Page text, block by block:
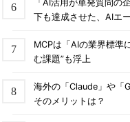
「AI活用が単発質問
下も達成させた、AIエ
MCPは「AIの業界標準
む課題”も浮上
海外の「Claude」や「
そのメリットは？